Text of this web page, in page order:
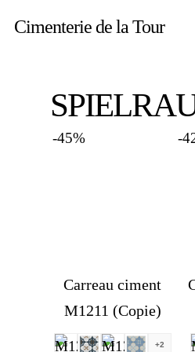
Cimenterie de la Tour
-45%
Carreau ciment
M1211 (Copie)
+2
-